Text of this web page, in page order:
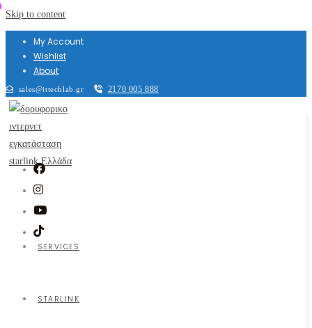
Skip to content
My Account
Wishlist
About
sales@ittechlab.gr 2170 005 888
SERVICES
STARLINK